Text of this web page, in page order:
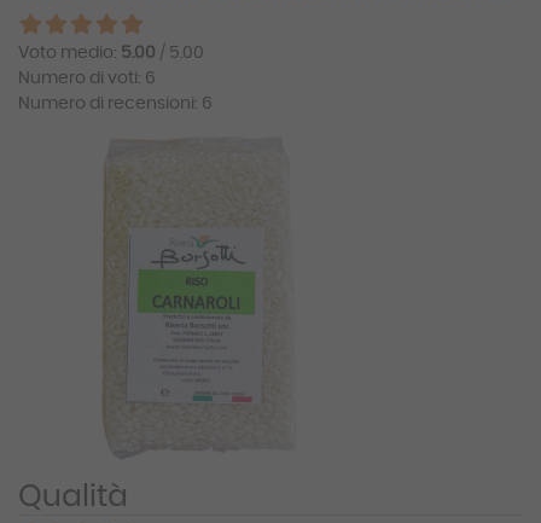
Voto medio: 5.00 / 5.00
Numero di voti: 6
Numero di recensioni: 6
Qualità